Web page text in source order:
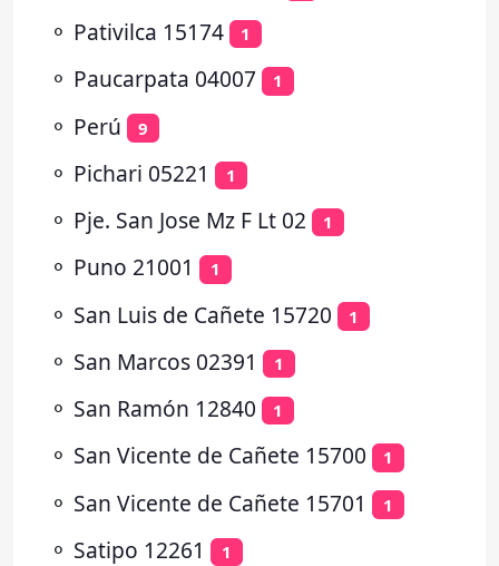
⚬ Pativilca 15174 1
⚬ Paucarpata 04007 1
⚬ Perú 9
⚬ Pichari 05221 1
⚬ Pje. San Jose Mz F Lt 02 1
⚬ Puno 21001 1
⚬ San Luis de Cañete 15720 1
⚬ San Marcos 02391 1
⚬ San Ramón 12840 1
⚬ San Vicente de Cañete 15700 1
⚬ San Vicente de Cañete 15701 1
⚬ Satipo 12261 1